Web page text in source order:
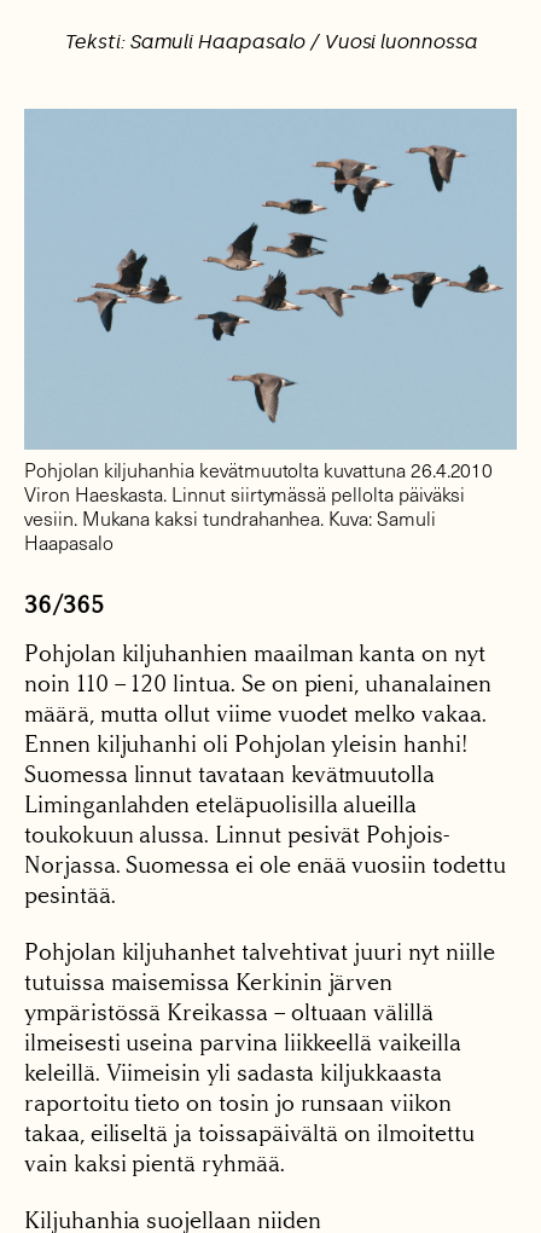
Teksti: Samuli Haapasalo / Vuosi luonnossa
Pohjolan kiljuhanhia kevätmuutolta kuvattuna 26.4.2010
Viron Haeskasta. Linnut siirtymässä pellolta päiväksi
vesiin. Mukana kaksi tundrahanhea. Kuva: Samuli
Haapasalo
36/365
Pohjolan kiljuhanhien maailman kanta on nyt
noin 110 – 120 lintua. Se on pieni, uhanalainen
määrä, mutta ollut viime vuodet melko vakaa.
Ennen kiljuhanhi oli Pohjolan yleisin hanhi!
Suomessa linnut tavataan kevätmuutolla
Liminganlahden eteläpuolisilla alueilla
toukokuun alussa. Linnut pesivät Pohjois-
Norjassa. Suomessa ei ole enää vuosiin todettu
pesintää.
Pohjolan kiljuhanhet talvehtivat juuri nyt niille
tutuissa maisemissa Kerkinin järven
ympäristössä Kreikassa – oltuaan välillä
ilmeisesti useina parvina liikkeellä vaikeilla
keleillä. Viimeisin yli sadasta kiljukkaasta
raportoitu tieto on tosin jo runsaan viikon
takaa, eiliseltä ja toissapäivältä on ilmoitettu
vain kaksi pientä ryhmää.
Kiljuhanhia suojellaan niiden